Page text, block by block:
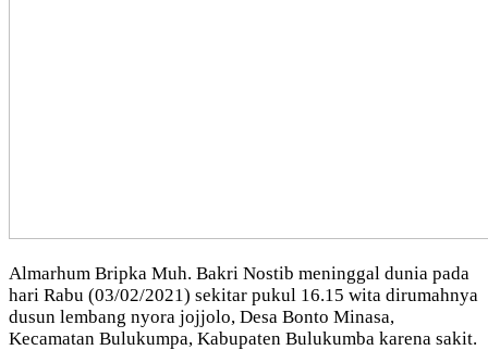
Almarhum Bripka Muh. Bakri Nostib meninggal dunia pada
hari Rabu (03/02/2021) sekitar pukul 16.15 wita dirumahnya
dusun lembang nyora jojjolo, Desa Bonto Minasa,
Kecamatan Bulukumpa, Kabupaten Bulukumba karena sakit.